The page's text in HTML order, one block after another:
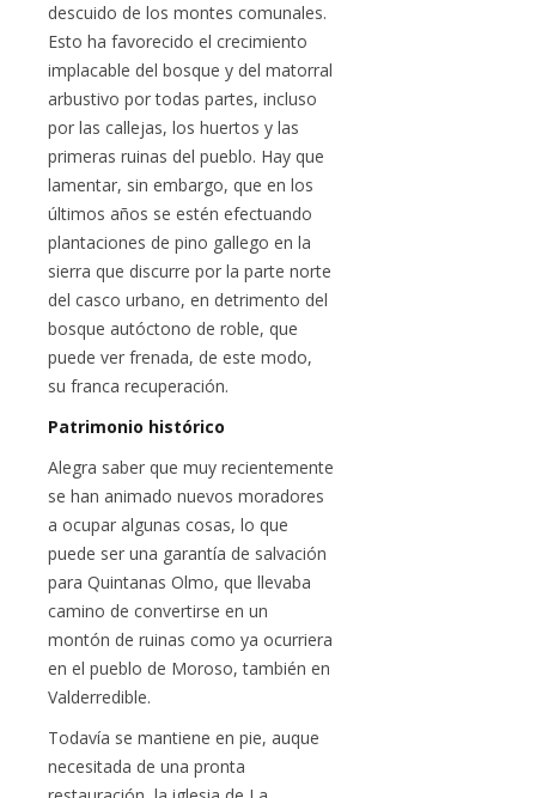
descuido de los montes comunales.
Esto ha favorecido el crecimiento
implacable del bosque y del matorral
arbustivo por todas partes, incluso
por las callejas, los huertos y las
primeras ruinas del pueblo. Hay que
lamentar, sin embargo, que en los
últimos años se estén efectuando
plantaciones de pino gallego en la
sierra que discurre por la parte norte
del casco urbano, en detrimento del
bosque autóctono de roble, que
puede ver frenada, de este modo,
su franca recuperación.
Patrimonio histórico
Alegra saber que muy recientemente
se han animado nuevos moradores
a ocupar algunas cosas, lo que
puede ser una garantía de salvación
para Quintanas Olmo, que llevaba
camino de convertirse en un
montón de ruinas como ya ocurriera
en el pueblo de Moroso, también en
Valderredible.
Todavía se mantiene en pie, auque
necesitada de una pronta